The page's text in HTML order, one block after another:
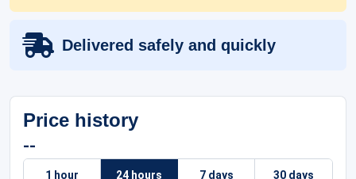
Delivered safely and quickly
Price history
--
1 hour 24 hours 7 days 30 days